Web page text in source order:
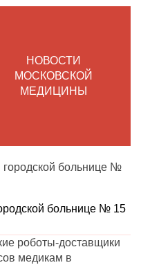
НОВОСТИ
МОСКОВСКОЙ
МЕДИЦИНЫ
больнице № 15